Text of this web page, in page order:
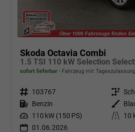
Skoda Octavia Combi
sofort lieferbar Fahrzeug mit Tageszulassung
Fahrzeugnr. 103767 Getriebe
Kraftstoff Benzin Außenfarbe
Leistung 110 kW (150 PS) Kilometerstand
10
01.06.2026